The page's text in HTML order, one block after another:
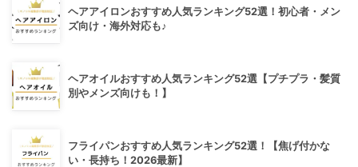
ヘアアイロンおすすめ人気ランキング52選！初心者・メン
ズ向け・海外対応も♪
ヘアオイルおすすめ人気ランキング52選【プチプラ・髪質
別やメンズ向けも！】
フライパンおすすめ人気ランキング52選！【焦げ付かな
い・長持ち！2026最新】